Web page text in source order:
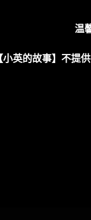
温
英的故事】不提